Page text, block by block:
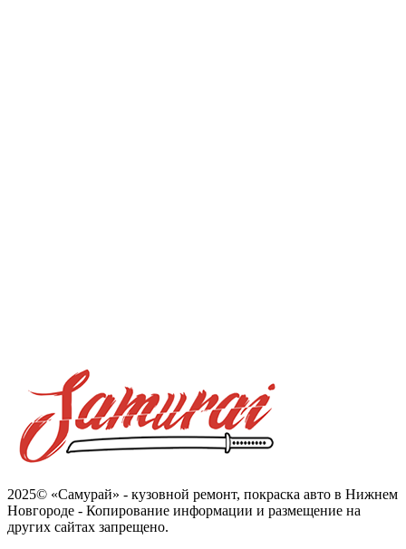
2025© «Самурай» - кузовной ремонт, покраска авто в Нижнем
Новгороде - Копирование информации и размещение на
других сайтах запрещено.